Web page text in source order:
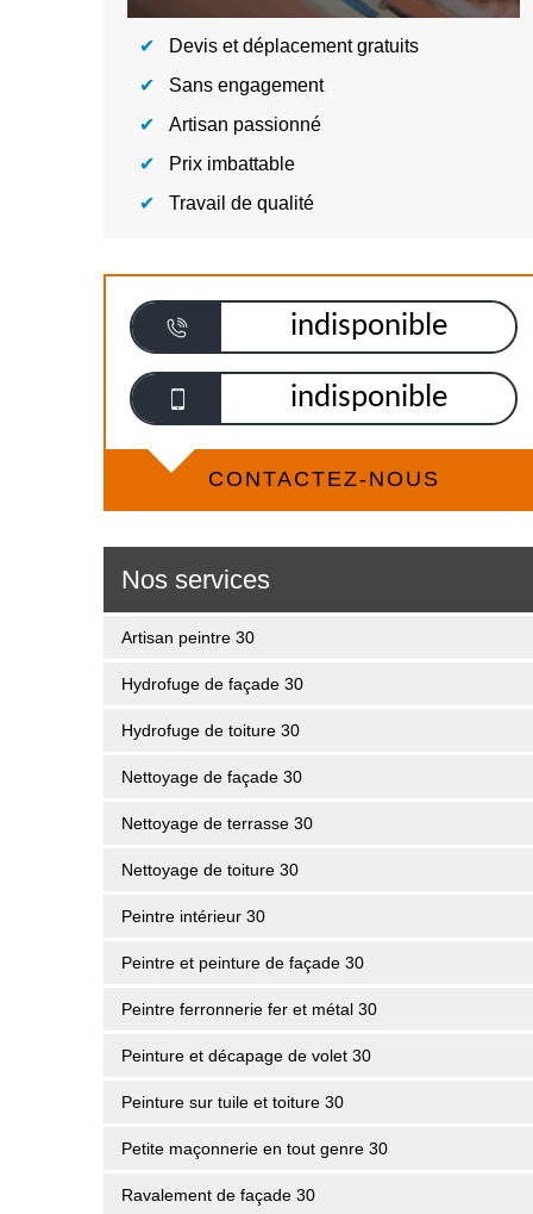
Devis et déplacement gratuits
Sans engagement
Artisan passionné
Prix imbattable
Travail de qualité
indisponible
indisponible
CONTACTEZ-NOUS
Nos services
Artisan peintre 30
Hydrofuge de façade 30
Hydrofuge de toiture 30
Nettoyage de façade 30
Nettoyage de terrasse 30
Nettoyage de toiture 30
Peintre intérieur 30
Peintre et peinture de façade 30
Peintre ferronnerie fer et métal 30
Peinture et décapage de volet 30
Peinture sur tuile et toiture 30
Petite maçonnerie en tout genre 30
Ravalement de façade 30